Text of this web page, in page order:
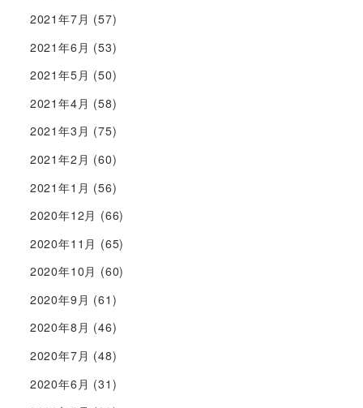
2021年7月 (57)
2021年6月 (53)
2021年5月 (50)
2021年4月 (58)
2021年3月 (75)
2021年2月 (60)
2021年1月 (56)
2020年12月 (66)
2020年11月 (65)
2020年10月 (60)
2020年9月 (61)
2020年8月 (46)
2020年7月 (48)
2020年6月 (31)